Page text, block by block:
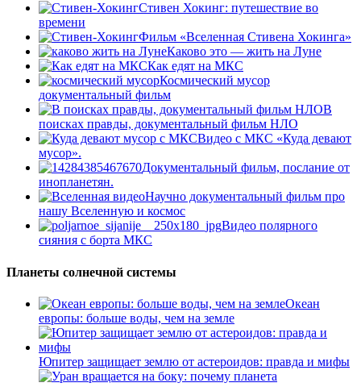
Стивен Хокинг: путешествие во
времени
Фильм «Вселенная Стивена Хокинга»
Каково это — жить на Луне
Как едят на МКС
Космический мусор
документальный фильм
В
поисках правды, документальный фильм НЛО
Видео с МКС «Куда девают
мусор».
Документальный фильм, послание от
инопланетян.
Научно документальный фильм про
нашу Вселенную и космос
Видео полярного
сияния с борта МКС
Планеты солнечной системы
Океан
европы: больше воды, чем на земле
Юпитер защищает землю от астероидов: правда и мифы